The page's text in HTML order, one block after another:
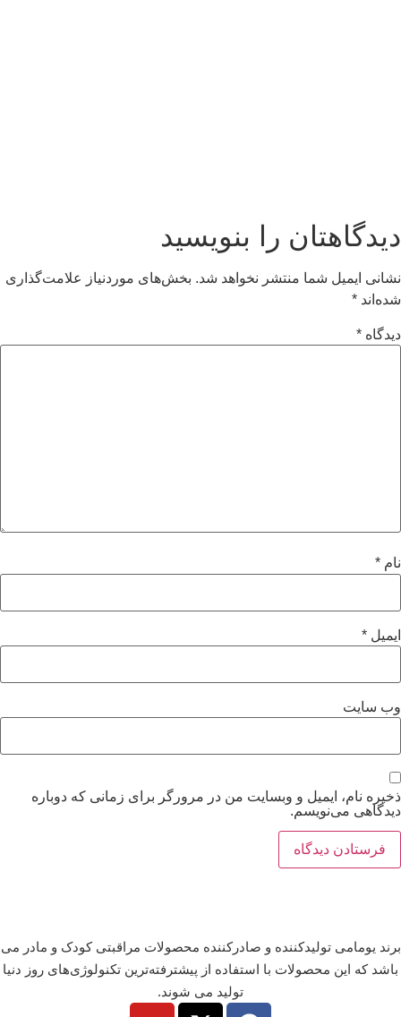
دیدگاهتان را بنویسید
نشانی ایمیل شما منتشر نخواهد شد. بخش‌های موردنیاز علامت‌گذاری
شده‌اند *
دیدگاه *
نام *
ایمیل *
وب‌ سایت
ذخیره نام، ایمیل و وبسایت من در مرورگر برای زمانی که دوباره
دیدگاهی می‌نویسم.
برند یومامی تولیدکننده و صادرکننده محصولات مراقبتی کودک و مادر می
باشد که این محصولات با استفاده از پیشترفته‌ترین تکنولوژی‌های روز دنیا
تولید می شوند.